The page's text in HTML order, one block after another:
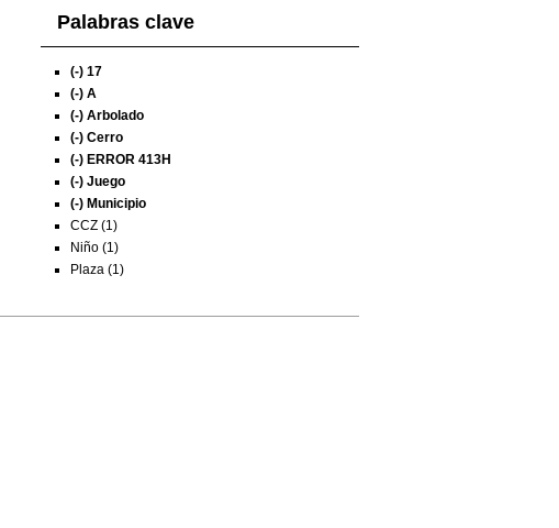
Palabras clave
(-) 17
(-) A
(-) Arbolado
(-) Cerro
(-) ERROR 413H
(-) Juego
(-) Municipio
CCZ (1)
Niño (1)
Plaza (1)